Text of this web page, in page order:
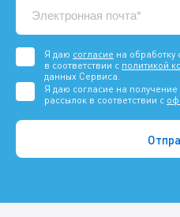
Я даю согласие на обработку
в соответствии с политикой
данных Сервиса.
Я даю согласие на
рассылок в соответствии с